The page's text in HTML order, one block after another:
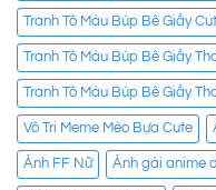
Tranh Tô Màu Búp Bê Giấy
Tranh Tô Màu Búp Bê Giấy
Tranh Tô Màu Búp Bê Giấy
Vô Tri Meme Mèo Bựa Cute
Ảnh FF Nữ Ảnh gái anime